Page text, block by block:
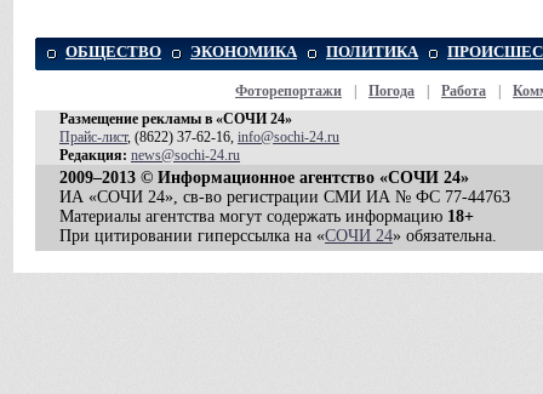
ОБЩЕСТВО ЭКОНОМИКА ПОЛИТИКА
Фоторепортажи Погода Работа
Размещение рекламы в «СОЧИ 24»
Прайс-лист, (8622) 37-62-16, info@sochi-24.ru
Редакция: news@sochi-24.ru
2009–2013 © Информационное агентство «СОЧИ 24»
ИА «СОЧИ 24», св-во регистрации СМИ ИА № ФС 77-44763
Материалы агентства могут содержать информацию 18+
При цитировании гиперссылка на «СОЧИ 24» обязательна.